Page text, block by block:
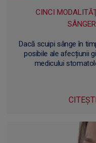
CINCI
Dacă scuipi sânge în
posibile ale afecțiunii
medicului